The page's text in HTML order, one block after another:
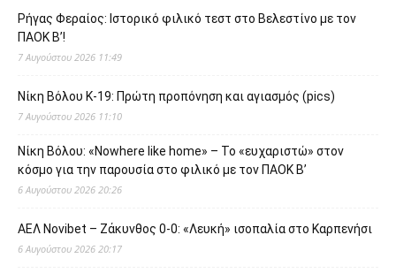
Ρήγας Φεραίος: Ιστορικό φιλικό τεστ στο Βελεστίνο με τον
ΠΑΟΚ Β’!
7 Αυγούστου 2026 11:49
Νίκη Βόλου Κ-19: Πρώτη προπόνηση και αγιασμός (pics)
7 Αυγούστου 2026 11:10
Νίκη Βόλου: «Nowhere like home» – Το «ευχαριστώ» στον
κόσμο για την παρουσία στο φιλικό με τον ΠΑΟΚ Β’
6 Αυγούστου 2026 20:26
ΑΕΛ Novibet – Ζάκυνθος 0-0: «Λευκή» ισοπαλία στο Καρπενήσι
6 Αυγούστου 2026 20:17